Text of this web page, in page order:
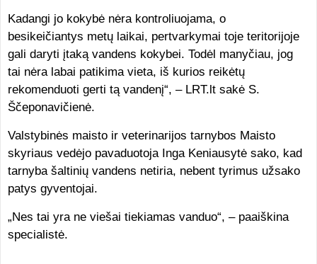
Kadangi jo kokybė nėra kontroliuojama, o
besikeičiantys metų laikai, pertvarkymai toje teritorijoje
gali daryti įtaką vandens kokybei. Todėl manyčiau, jog
tai nėra labai patikima vieta, iš kurios reikėtų
rekomenduoti gerti tą vandenį“, – LRT.lt sakė S.
Ščeponavičienė.
Valstybinės maisto ir veterinarijos tarnybos Maisto
skyriaus vedėjo pavaduotoja Inga Keniausytė sako, kad
tarnyba šaltinių vandens netiria, nebent tyrimus užsako
patys gyventojai.
„Nes tai yra ne viešai tiekiamas vanduo“, – paaiškina
specialistė.